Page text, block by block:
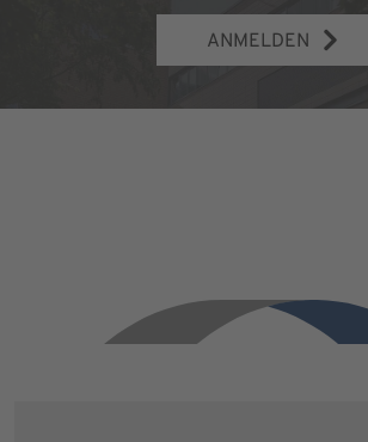
ANMELDEN